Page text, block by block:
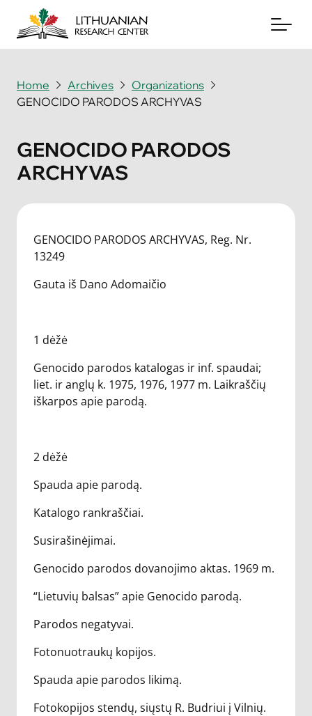
About
Periodicals
Books
News & Events
Home Archives
Organizations
GENOCIDO PARODOS ARCHYVAS
GENOCIDO PARODOS
ARCHYVAS
GENOCIDO PARODOS ARCHYVAS, Reg. Nr.
13249
Gauta iš Dano Adomaičio
1 dėžė
Genocido parodos katalogas ir inf. spaudai;
liet. ir anglų k. 1975, 1976, 1977 m. Laikraščių
iškarpos apie parodą.
2 dėžė
Spauda apie parodą.
Katalogo rankraščiai.
Susirašinėjimai.
Genocido parodos dovanojimo aktas. 1969 m.
“Lietuvių balsas” apie Genocido parodą.
Parodos negatyvai.
Fotonuotraukų kopijos.
Spauda apie parodos likimą.
Fotokopijos stendų, siųstų R. Budriui į Vilnių.